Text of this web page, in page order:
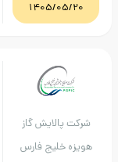
1405/05/20
در س...
پالایش گاز
خلیج فارس